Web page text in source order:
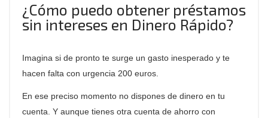
¿Cómo puedo obtener préstamos
sin intereses en Dinero Rápido?
Imagina si de pronto te surge un gasto inesperado y te
hacen falta con urgencia 200 euros.
En ese preciso momento no dispones de dinero en tu
cuenta. Y aunque tienes otra cuenta de ahorro con